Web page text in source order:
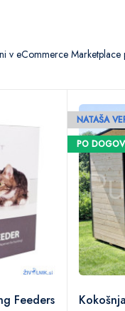
eCommerce Marketplace
Feeders
NATAŠA
PO